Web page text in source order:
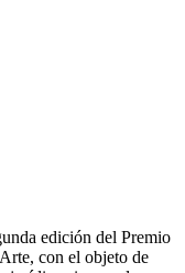
edición del Premio
con el objeto de